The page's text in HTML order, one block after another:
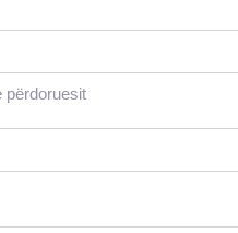
përdoruesit